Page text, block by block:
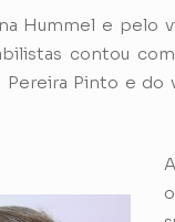
Hummel e pelo
contou
Pereira Pinto e